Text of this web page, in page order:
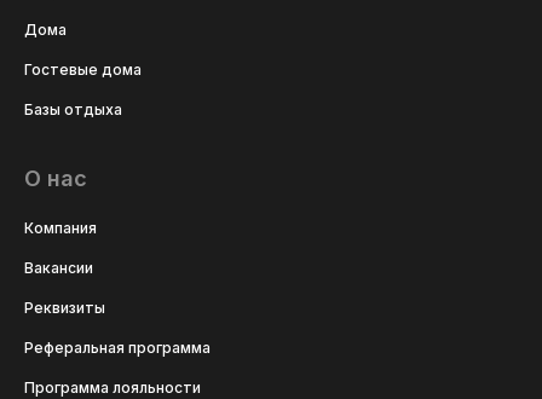
Дома
Гостевые дома
Базы отдыха
О нас
Компания
Вакансии
Реквизиты
Реферальная программа
Программа лояльности